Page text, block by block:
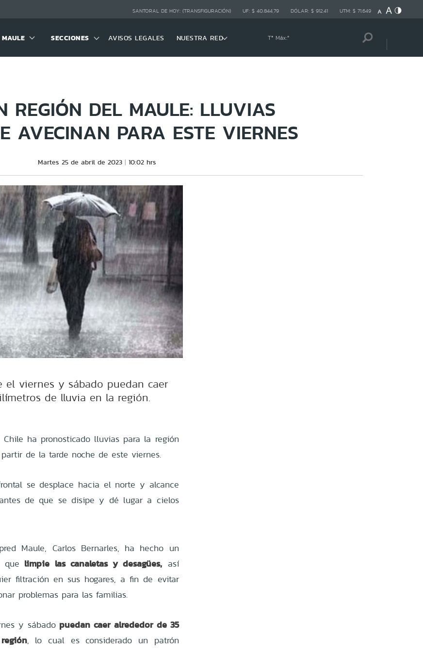
SANTORAL DE HOY: (TRANSFIGURACIÓN) UF: $ 40.844,79 DÓLAR: $ 912,41 UTM: $ 71.649
SECCIONES AVISOS LEGALES NUESTRA RED Tª Máx:º
REGIÓN DEL MAULE: LLUVIAS
AVECINAN PARA ESTE VIERNES
Martes 25 de abril de 2023 10:02 hrs
el viernes y sábado puedan caer
de lluvia en la región.
ha pronosticado lluvias para la región
de la tarde noche de este viernes.
se desplace hacia el norte y alcance
de que se disipe y dé lugar a cielos
Maule, Carlos Bernarles, ha hecho un
que limpie las canaletas y desagües, así
filtración en sus hogares, a fin de evitar
problemas para las familias.
y sábado puedan caer alrededor de 35
, lo cual es considerado un patrón